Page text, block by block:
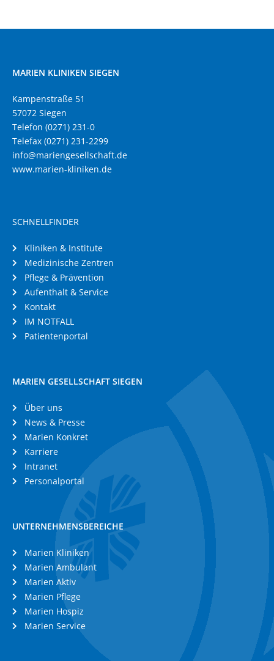
MARIEN KLINIKEN SIEGEN
Kampenstraße 51
57072 Siegen
Telefon (0271) 231-0
Telefax (0271) 231-2299
info@mariengesellschaft.de
www.marien-kliniken.de
SCHNELLFINDER
Kliniken & Institute
Medizinische Zentren
Pflege & Prävention
Aufenthalt & Service
Kontakt
IM NOTFALL
Patientenportal
MARIEN GESELLSCHAFT SIEGEN
Über uns
News & Presse
Marien Konkret
Karriere
Intranet
Personalportal
UNTERNEHMENSBEREICHE
Marien Kliniken
Marien Ambulant
Marien Aktiv
Marien Pflege
Marien Hospiz
Marien Service